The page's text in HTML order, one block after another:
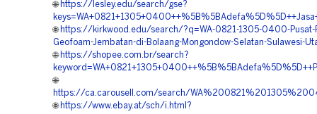
🌐 https://lesley.edu/search/gse?
🌐 https://kirkwood.edu/search/?q=WA-0821-1305-0400-Pusat-
Geofoam-Jembatan-di-Bolaang-Mongondow-Selatan-Sulawesi-
🌐 https://shopee.com.br/search?
🌐
https://ca.carousell.com/search/
🌐 https://www.ebay.at/sch/i.html?